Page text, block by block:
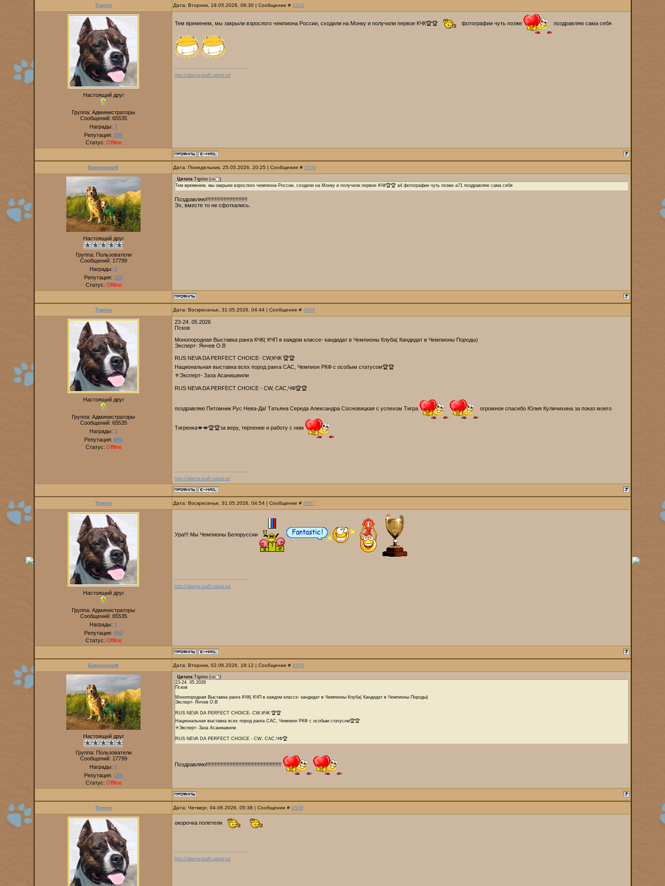
Tigrino Дата: Вторник, 19.05.2026, 08:30 | Сообщение # 4504
Настоящий друг
Группа: Администраторы
Сообщений: 65535
Награды: 3
Репутация: 890
Статус: Offline
Тем временем, мы закрыли взрослого чемпиона России, сходили на Монку и получили первое КЧК🏆🏆 фотографии чуть позже поздравляю сама себя
http://alterra-staff.narod.ru/
ЕкатеринаФ Дата: Понедельник, 25.05.2026, 20:25 | Сообщение # 4505
Настоящий друг
Группа: Пользователи
Сообщений: 17799
Награды: 0
Репутация: 150
Статус: Offline
Цитата Tigrino (
)
Тем временем, мы закрыли взрослого чемпиона России, сходили на Монку и получили первое КЧК🏆🏆 a4 фотографии чуть позже a71 поздравляю сама себя
Поздравляю!!!!!!!!!!!!!!!!!!!!!!!!!!!!
Эх, вместе то не сфоткались.
Tigrino Дата: Воскресенье, 31.05.2026, 04:44 | Сообщение # 4506
Настоящий друг
Группа: Администраторы
Сообщений: 65535
Награды: 3
Репутация: 890
Статус: Offline
23-24. 05.2026
Псков
Монопородная Выставка ранга КЧК( КЧП в каждом классе- кандидат в Чемпионы Клуба( Кандидат в Чемпионы Породы)
Эксперт- Янчев О.В
RUS NEVA DA PERFECT CHOICE- CW,КЧК 🏆🏆
Национальная выставка всех пород ранга САС, Чемпион РКФ с особым статусом🏆🏆
⚜Эксперт- Заза Асанишвили
RUS NEVA DA PERFECT CHOICE - CW, CAC,ЧФ🏆🏆
поздравляю Питомник Рус Нева-Да! Татьяна Середа Александра Сосновицкая с успехом Тигра огромное спасибо Юлия Куличихина за показ моего
Тигренка💋💋🏆🏆за веру, терпение и работу с ним
http://alterra-staff.narod.ru/
Tigrino Дата: Воскресенье, 31.05.2026, 04:54 | Сообщение # 4507
Настоящий друг
Группа: Администраторы
Сообщений: 65535
Награды: 3
Репутация: 890
Статус: Offline
Ура!!! Мы Чемпионы Белоруссии
http://alterra-staff.narod.ru/
ЕкатеринаФ Дата: Вторник, 02.06.2026, 18:12 | Сообщение # 4508
Настоящий друг
Группа: Пользователи
Сообщений: 17799
Награды: 0
Репутация: 150
Статус: Offline
Цитата Tigrino (
)
23-24. 05.2026
Псков
Монопородная Выставка ранга КЧК( КЧП в каждом классе- кандидат в Чемпионы Клуба( Кандидат в Чемпионы Породы)
Эксперт- Янчев О.В
RUS NEVA DA PERFECT CHOICE- CW,КЧК 🏆🏆
Национальная выставка всех пород ранга САС, Чемпион РКФ с особым статусом🏆🏆
⚜Эксперт- Заза Асанишвили
RUS NEVA DA PERFECT CHOICE - CW, CAC,ЧФ🏆
Поздравляю!!!!!!!!!!!!!!!!!!!!!!!!!!!!!!!!!!!!!!!!!!!!!!!!!!!
Tigrino Дата: Четверг, 04.06.2026, 05:38 | Сообщение # 4509
окорочка полетели
http://alterra-staff.narod.ru/